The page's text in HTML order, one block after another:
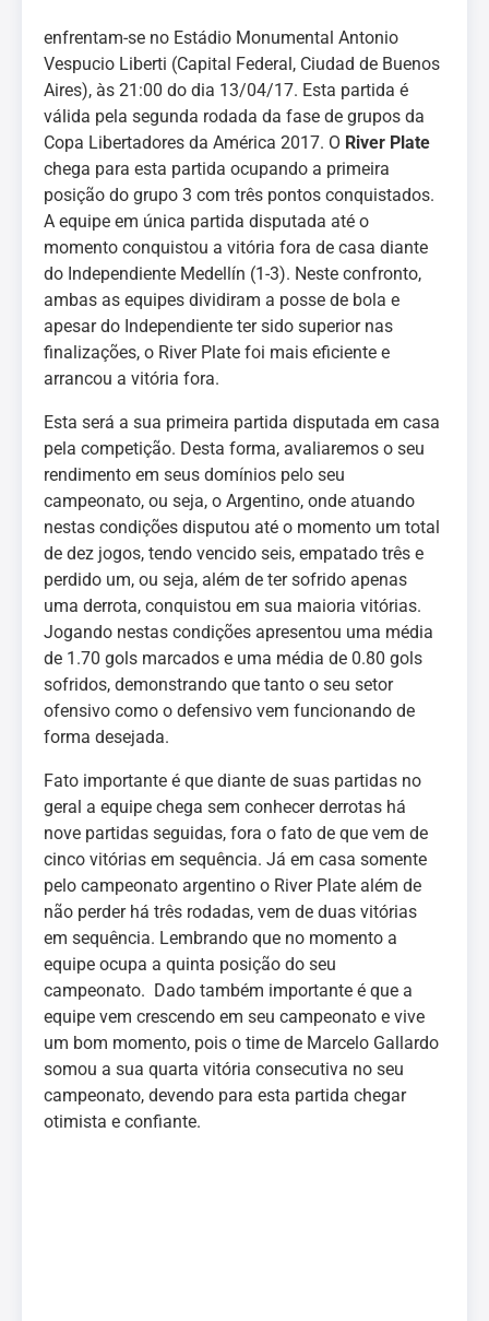
enfrentam-se no Estádio Monumental Antonio
Vespucio Liberti (Capital Federal, Ciudad de Buenos
Aires), às 21:00 do dia 13/04/17. Esta partida é
válida pela segunda rodada da fase de grupos da
Copa Libertadores da América 2017. O River Plate
chega para esta partida ocupando a primeira
posição do grupo 3 com três pontos conquistados.
A equipe em única partida disputada até o
momento conquistou a vitória fora de casa diante
do Independiente Medellín (1-3). Neste confronto,
ambas as equipes dividiram a posse de bola e
apesar do Independiente ter sido superior nas
finalizações, o River Plate foi mais eficiente e
arrancou a vitória fora.
Esta será a sua primeira partida disputada em casa
pela competição. Desta forma, avaliaremos o seu
rendimento em seus domínios pelo seu
campeonato, ou seja, o Argentino, onde atuando
nestas condições disputou até o momento um total
de dez jogos, tendo vencido seis, empatado três e
perdido um, ou seja, além de ter sofrido apenas
uma derrota, conquistou em sua maioria vitórias.
Jogando nestas condições apresentou uma média
de 1.70 gols marcados e uma média de 0.80 gols
sofridos, demonstrando que tanto o seu setor
ofensivo como o defensivo vem funcionando de
forma desejada.
Fato importante é que diante de suas partidas no
geral a equipe chega sem conhecer derrotas há
nove partidas seguidas, fora o fato de que vem de
cinco vitórias em sequência. Já em casa somente
pelo campeonato argentino o River Plate além de
não perder há três rodadas, vem de duas vitórias
em sequência. Lembrando que no momento a
equipe ocupa a quinta posição do seu
campeonato. Dado também importante é que a
equipe vem crescendo em seu campeonato e vive
um bom momento, pois o time de Marcelo Gallardo
somou a sua quarta vitória consecutiva no seu
campeonato, devendo para esta partida chegar
otimista e confiante.